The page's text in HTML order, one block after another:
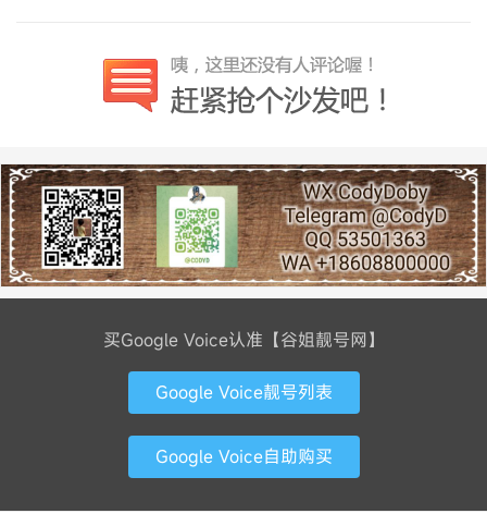
买Google Voice认准【谷姐靓号网】
Google Voice靓号列表
Google Voice自助购买